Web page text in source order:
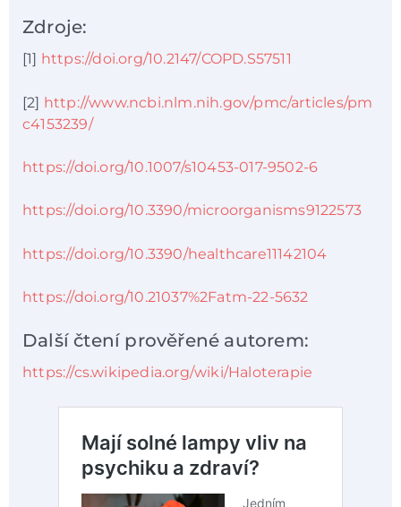
Zdroje:
[1] https://doi.org/10.2147/COPD.S57511
[2] http://www.ncbi.nlm.nih.gov/pmc/articles/pm
c4153239/
https://doi.org/10.1007/s10453-017-9502-6
https://doi.org/10.3390/microorganisms9122573
https://doi.org/10.3390/healthcare11142104
https://doi.org/10.21037%2Fatm-22-5632
Další čtení prověřené autorem:
https://cs.wikipedia.org/wiki/Haloterapie